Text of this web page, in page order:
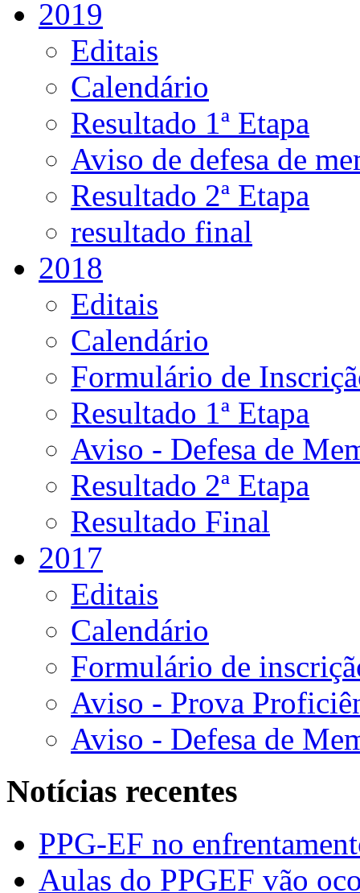
2019
Editais
Calendário
Resultado 1ª Etapa
Aviso de defesa de
Resultado 2ª Etapa
resultado final
2018
Editais
Calendário
Formulário de
Resultado 1ª Etapa
Aviso - Defesa de
Resultado 2ª Etapa
Resultado Final
2017
Editais
Calendário
Formulário de
Aviso - Prova
Aviso - Defesa de
Notícias recentes
PPG-EF no
Aulas do PPGEF vão